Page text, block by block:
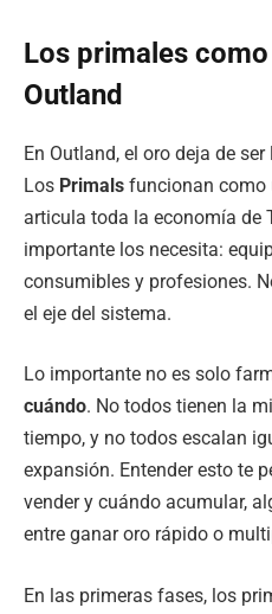
Los primales
Outland
En Outland, el oro deja de
Los Primals funcionan como
articula toda la economía de
importante los necesita:
consumibles y profesiones.
el eje del sistema.
Lo importante no es solo
cuándo. No todos tienen la
tiempo, y no todos escalan
expansión. Entender esto te
vender y cuándo acumular,
entre ganar oro rápido o
En las primeras fases, los